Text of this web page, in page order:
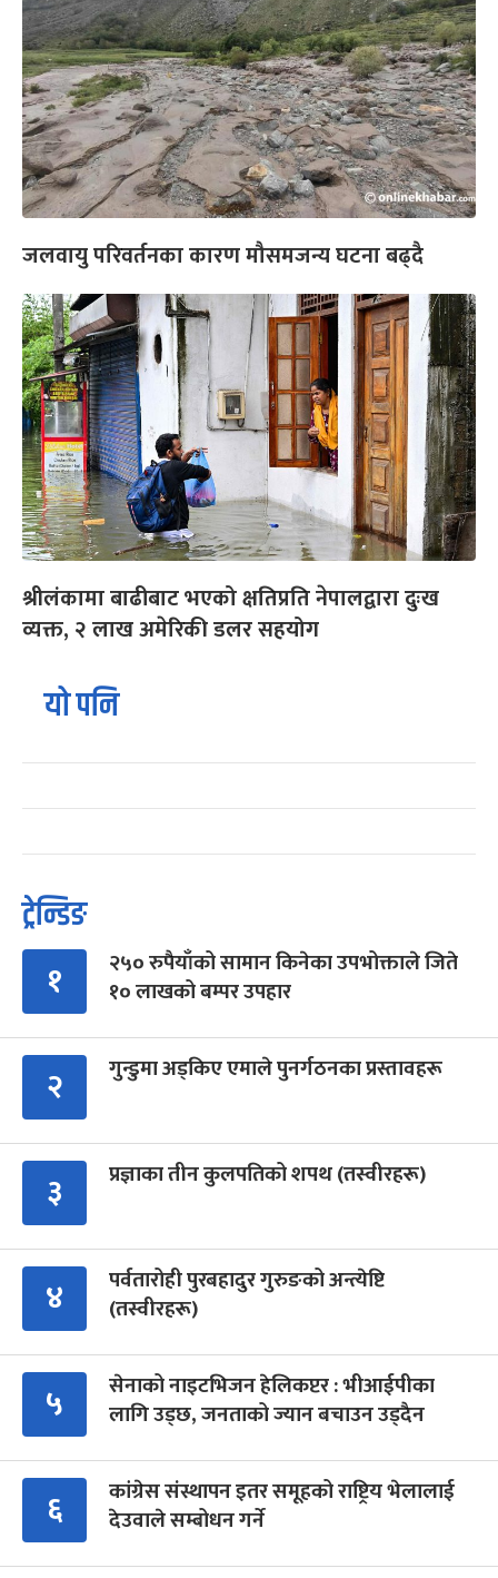
जलवायु परिवर्तनका कारण मौसमजन्य घटना बढ्दै
श्रीलंकामा बाढीबाट भएको क्षतिप्रति नेपालद्वारा दुःख
व्यक्त, २ लाख अमेरिकी डलर सहयोग
यो पनि
ट्रेन्डिङ
१
२५० रुपैयाँको सामान किनेका उपभोक्ताले जिते
१० लाखको बम्पर उपहार
२ गुन्डुमा अड्किए एमाले पुनर्गठनका प्रस्तावहरू
३ प्रज्ञाका तीन कुलपतिको शपथ (तस्वीरहरू)
४
पर्वतारोही पुरबहादुर गुरुङको अन्त्येष्टि
(तस्वीरहरू)
५
सेनाको नाइटभिजन हेलिकप्टर : भीआईपीका
लागि उड्छ, जनताको ज्यान बचाउन उड्दैन
६
कांग्रेस संस्थापन इतर समूहको राष्ट्रिय भेलालाई
देउवाले सम्बोधन गर्ने